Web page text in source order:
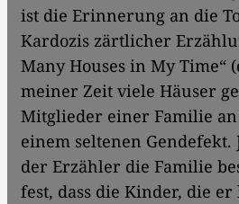
ist die Erinnerung an die
Kardozis zärtlicher
Many Houses in My Time“
meiner Zeit viele Häuser
Mitglieder einer Familie an
einem seltenen Gendefekt.
der Erzähler die Familie
fest, dass die Kinder, die